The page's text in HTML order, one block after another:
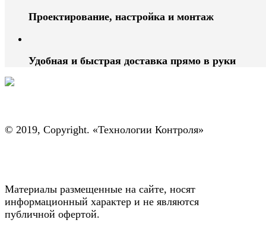
Проектирование, настройка и монтаж
Удобная и быстрая доставка прямо в руки
© 2019, Copyright. «Технологии Контроля»
Материалы размещенные на сайте, носят
информационный характер и не являются
публичной офертой.